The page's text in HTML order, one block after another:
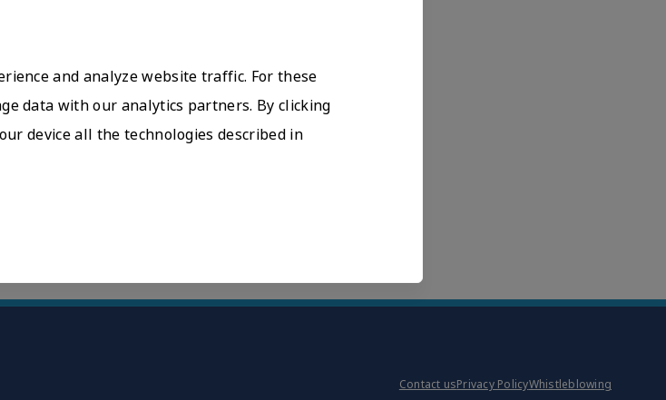
Contact usPrivacy PolicyWhistleblowing
and analyze website traffic. For these
data with our analytics partners. By clicking
device all the technologies described in